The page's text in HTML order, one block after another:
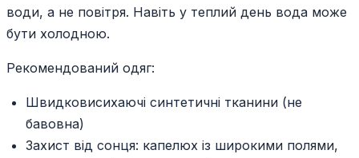
води, а не повітря. Навіть у теплий день вода може
бути холодною.
Рекомендований одяг:
Швидковисихаючі синтетичні тканини (не
бавовна)
Захист від сонця: капелюх із широкими полями,